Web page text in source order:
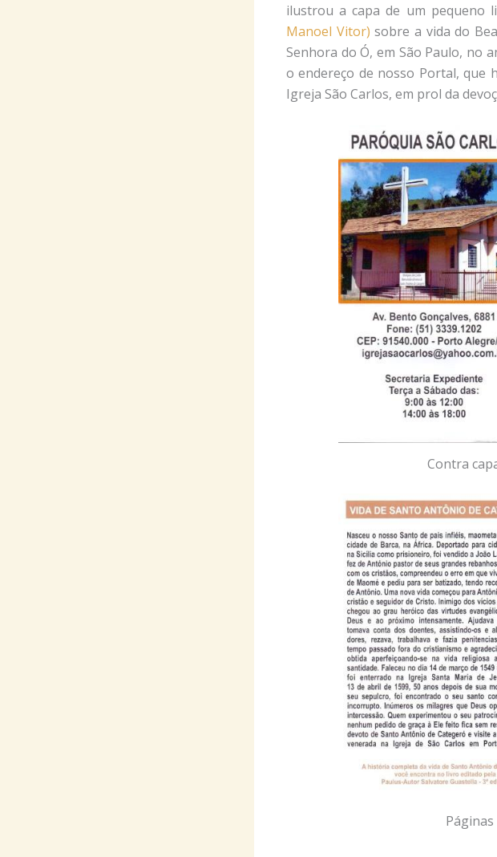
ilustrou a capa de um pequeno
Manoel Vitor) sobre a vida do
Senhora do Ó, em São Paulo, no
o endereço de nosso Portal, que
Igreja São Carlos, em prol da
Contra